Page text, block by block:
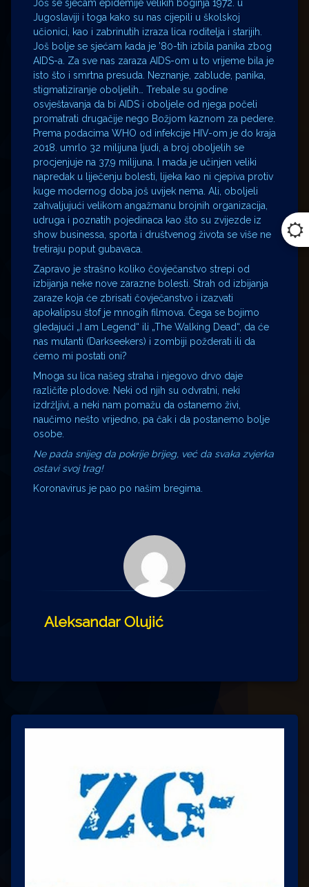
Još se sjećam epidemije velikih boginja 1972. u
Jugoslaviji i toga kako su nas cijepili u školskoj
učionici, kao i zabrinutih izraza lica roditelja i starijih.
Još bolje se sjećam kada je ’80-tih izbila panika zbog
AIDS-a. Za sve nas zaraza AIDS-om u to vrijeme bila je
isto što i smrtna presuda. Neznanje, zablude, panika,
stigmatiziranje oboljelih… Trebale su godine
osvještavanja da bi AIDS i oboljele od njega počeli
promatrati drugačije nego Božjom kaznom za pedere.
Prema podacima WHO od infekcije HIV-om je do kraja
2018. umrlo 32 milijuna ljudi, a broj oboljelih se
procjenjuje na 37,9 milijuna. I mada je učinjen veliki
napredak u liječenju bolesti, lijeka kao ni cjepiva protiv
kuge modernog doba još uvijek nema. Ali, oboljeli
zahvaljujući velikom angažmanu brojnih organizacija,
udruga i poznatih pojedinaca kao što su zvijezde iz
show businessa, sporta i društvenog života se više ne
tretiraju poput gubavaca.
Zapravo je strašno koliko čovječanstvo strepi od
izbijanja neke nove zarazne bolesti. Strah od izbijanja
zaraze koja će zbrisati čovječanstvo i izazvati
apokalipsu štof je mnogih filmova. Čega se bojimo
gledajući „I am Legend“ ili „The Walking Dead“, da će
nas mutanti (Darkseekers) i zombiji požderati ili da
ćemo mi postati oni?
Mnoga su lica našeg straha i njegovo drvo daje
različite plodove. Neki od njih su odvratni, neki
izdržljivi, a neki nam pomažu da ostanemo živi,
naučimo nešto vrijedno, pa čak i da postanemo bolje
osobe.
Ne pada snijeg da pokrije brijeg, već da svaka zvjerka
ostavi svoj trag!
Koronavirus je pao po našim bregima.
Aleksandar Olujić